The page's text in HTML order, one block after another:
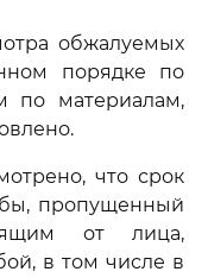
обжалуемых
порядке по
по материалам,
что срок
пропущенный
от лица,
в том числе в